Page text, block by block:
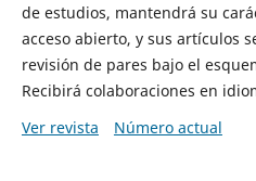
de estudios, mantendrá su
acceso abierto, y sus artículos
revisión de pares bajo el
Recibirá colaboraciones en
Ver revista
Número actual